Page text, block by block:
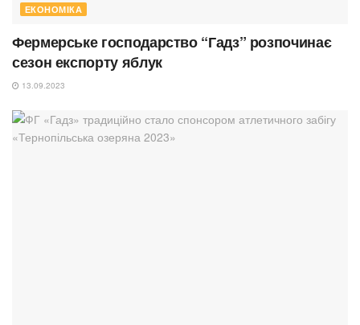
ЕКОНОМІКА
Фермерське господарство “Гадз” розпочинає
сезон експорту яблук
13.09.2023